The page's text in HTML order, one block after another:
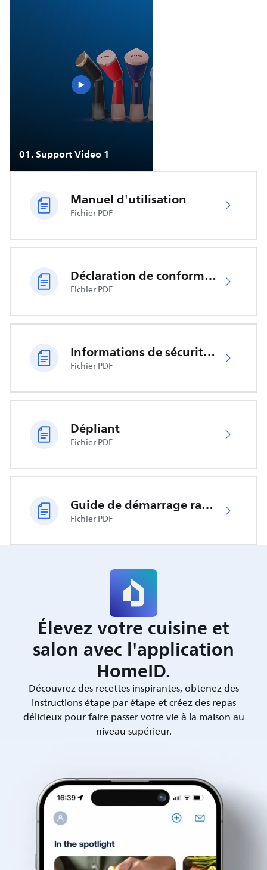
01.Support Video 1
Manuel d'utilisation
Fichier PDF
Déclaration de conformité UE
Fichier PDF
Informations de sécurité importantes
Fichier PDF
Dépliant
Fichier PDF
Guide de démarrage rapide
Fichier PDF
Élevez votre cuisine et
salon avec l'application
HomeID.
Découvrez des recettes inspirantes, obtenez des
instructions étape par étape et créez des repas
délicieux pour faire passer votre vie à la maison au
niveau supérieur.